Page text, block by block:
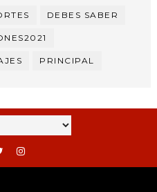
DEBES SABER
PRINCIPAL